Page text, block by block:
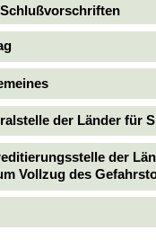
der Länder für
der
Vollzug des